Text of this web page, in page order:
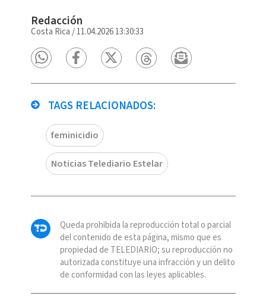
Redacción
Costa Rica /11.04.2026 13:30:33
TAGS RELACIONADOS:
feminicidio
Noticias Telediario Estelar
Queda prohibida la reproducción total o parcial
del contenido de esta página, mismo que es
propiedad de TELEDIARIO; su reproducción no
autorizada constituye una infracción y un delito
de conformidad con las leyes aplicables.